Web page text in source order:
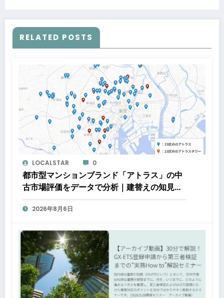
RELATED POSTS
LOCALSTAR 0
都市型マンションブランド「アトラス」の中
古市場評価をデータで分析｜建替えの知見、
都心好立地、開発思想が支えるブランド価値
2026年8月6日